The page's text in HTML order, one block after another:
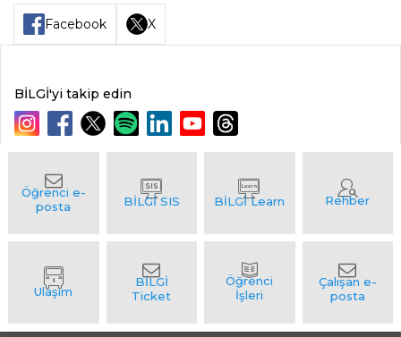
Facebook X
BİLGİ'yi takip edin